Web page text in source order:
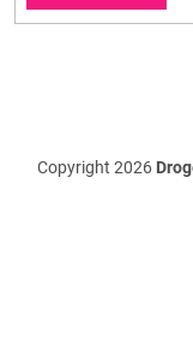
Copyright 2026